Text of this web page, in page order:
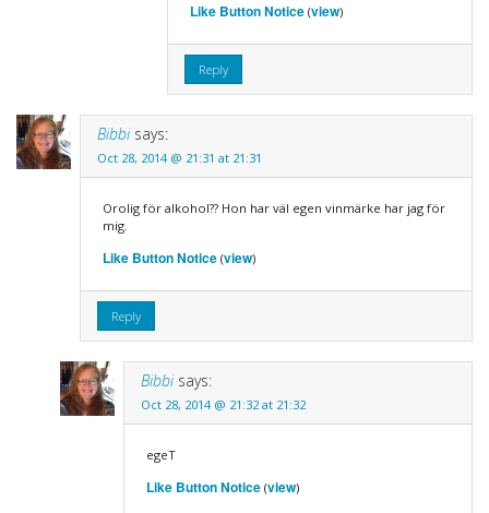
Like Button Notice(view)
Reply
Bibbi says:
Oct 28, 2014 @ 21:31 at 21:31
Orolig för alkohol?? Hon har väl egen vinmärke har jag för
mig.
Like Button Notice(view)
Reply
Bibbi says:
Oct 28, 2014 @ 21:32 at 21:32
egeT
Like Button Notice(view)